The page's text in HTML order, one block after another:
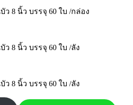
ว 8 นิ้ว บรรจุ 60 ใบ /กล่อง
ว 8 นิ้ว บรรจุ 60 ใบ /ลัง
ว 8 นิ้ว บรรจุ 60 ใบ /ลัง